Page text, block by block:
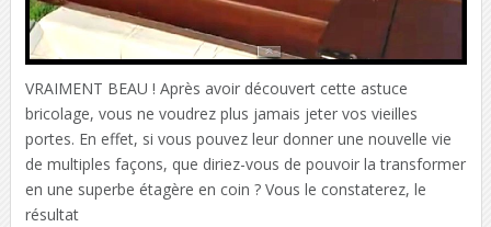
VRAIMENT BEAU ! Après avoir découvert cette astuce
bricolage, vous ne voudrez plus jamais jeter vos vieilles
portes. En effet, si vous pouvez leur donner une nouvelle vie
de multiples façons, que diriez-vous de pouvoir la transformer
en une superbe étagère en coin ? Vous le constaterez, le
résultat